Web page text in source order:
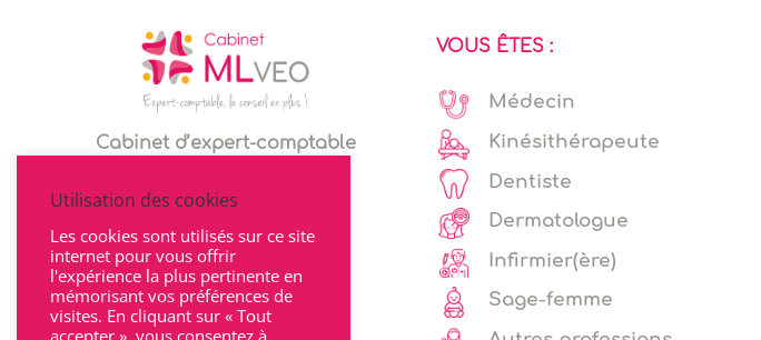
Cabinet d’expert-comptable
Espace client
VOUS ÊTES :
Médecin
Kinésithérapeute
Dentiste
Dermatologue
Infirmier(ère)
Sage-femme
Utilisation des cookies
Les cookies sont utilisés sur ce site
internet pour vous offrir
l'expérience la plus pertinente en
mémorisant vos préférences de
visites. En cliquant sur « Tout
accepter », vous consentez à